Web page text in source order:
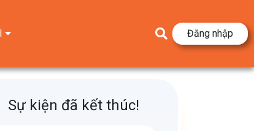
Đăng nhập
Sự kiện đã kết thúc!